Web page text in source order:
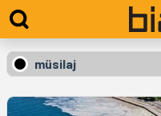
müsilaj